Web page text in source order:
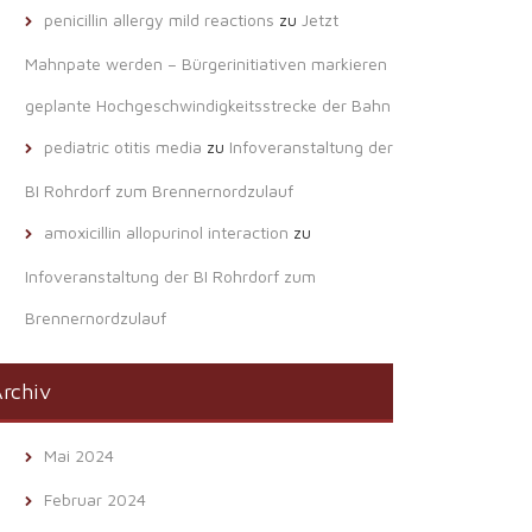
penicillin allergy mild reactions zu Jetzt
Mahnpate werden – Bürgerinitiativen markieren
geplante Hochgeschwindigkeitsstrecke der Bahn
pediatric otitis media zu Infoveranstaltung der
BI Rohrdorf zum Brennernordzulauf
amoxicillin allopurinol interaction zu
Infoveranstaltung der BI Rohrdorf zum
Brennernordzulauf
Mai 2024
Februar 2024